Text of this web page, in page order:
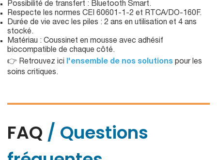
Possibilité de transfert : Bluetooth Smart.
Respecte les normes CEI 60601-1-2 et RTCA/DO-160F.
Durée de vie avec les piles : 2 ans en utilisation et 4 ans
stocké.
Matériau : Coussinet en mousse avec adhésif
biocompatible de chaque côté.
👉 Retrouvez ici l'ensemble de nos solutions pour les
soins critiques.
FAQ / Questions